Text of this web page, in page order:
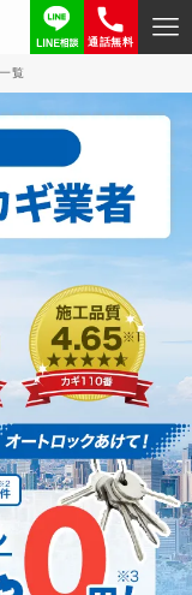
通話無料
覧